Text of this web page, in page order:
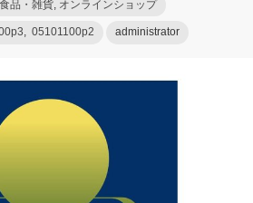
品・雑貨, オンラインショップ
, 05101100p2 administrator